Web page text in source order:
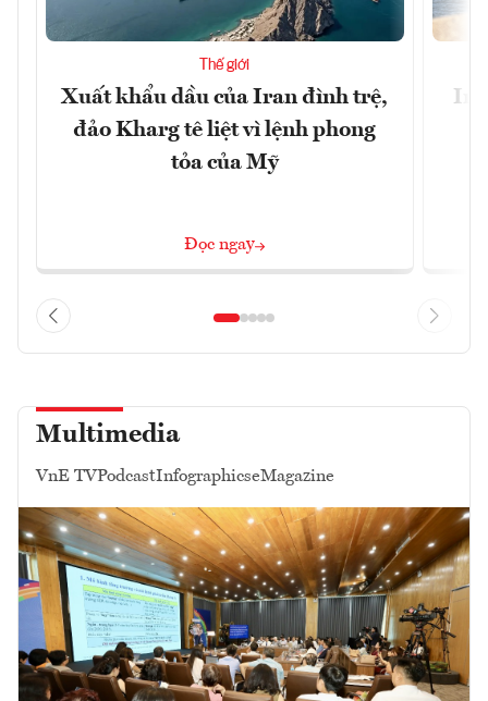
Thế giới
Xuất khẩu dầu của Iran đình trệ,
đảo Kharg tê liệt vì lệnh phong
tỏa của Mỹ
Đọc ngay
Multimedia
VnE TVPodcastInfographicseMagazine